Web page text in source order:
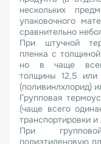
нескольких
упаковочного
сравнительно
При штучной
пленка с
но в чаще
толщины 12,5
(поливинлхлорид)
Групповая
(чаще всего
транспортировки и
При
полиэтиленовую